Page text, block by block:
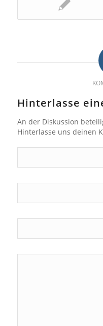
Hinterlasse
An der Diskussion
Hinterlasse uns deinen